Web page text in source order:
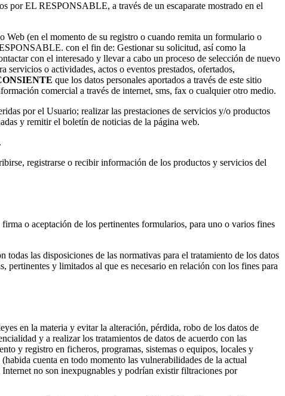
por EL RESPONSABLE, a través de un escaparate mostrado en el
(en el momento de su registro o cuando remita un formulario o
con el fin de: Gestionar su solicitud, así como la
con el interesado y llevar a cabo un proceso de selección de nuevo
servicios o actividades, actos o eventos prestados, ofertados,
que los datos personales aportados a través de este sitio
comercial a través de internet, sms, fax o cualquier otro medio.
por el Usuario; realizar las prestaciones de servicios y/o productos
y remitir el boletín de noticias de la página web.
registrarse o recibir información de los productos y servicios del
o aceptación de los pertinentes formularios, para uno o varios fines
las disposiciones de las normativas para el tratamiento de los datos
pertinentes y limitados al que es necesario en relación con los fines para
en la materia y evitar la alteración, pérdida, robo de los datos de
y a realizar los tratamientos de datos de acuerdo con las
y registro en ficheros, programas, sistemas o equipos, locales y
cuenta en todo momento las vulnerabilidades de la actual
no son inexpugnables y podrían existir filtraciones por